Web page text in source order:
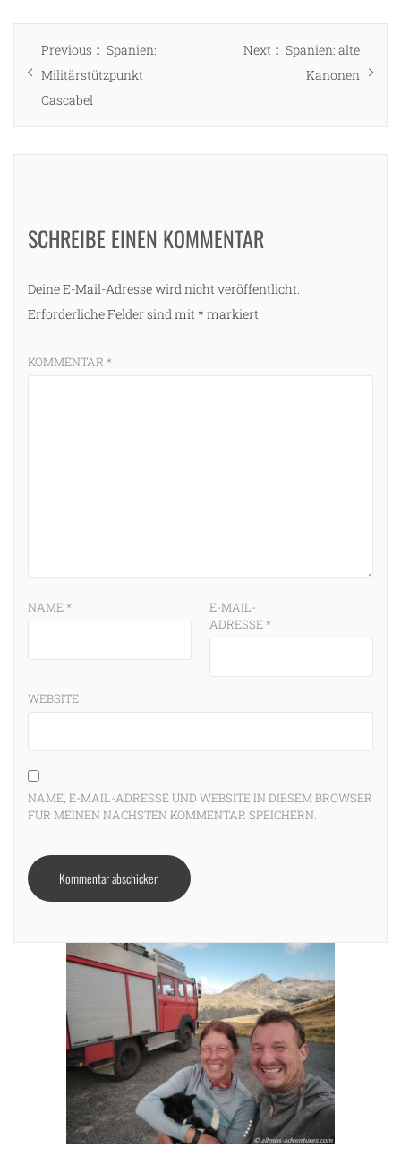
Beitragsnavigation
Previous
Previous
post:
Spanien:
Militärstützpunkt
Cascabel
Next
Next
post:
Spanien: alte
Kanonen
SCHREIBE EINEN KOMMENTAR
Deine E-Mail-Adresse wird nicht veröffentlicht.
Erforderliche Felder sind mit * markiert
KOMMENTAR *
NAME*
E-MAIL-
ADRESSE*
WEBSITE
NAME, E-MAIL-ADRESSE UND WEBSITE IN DIESEM BROWSER
FÜR MEINEN NÄCHSTEN KOMMENTAR SPEICHERN.